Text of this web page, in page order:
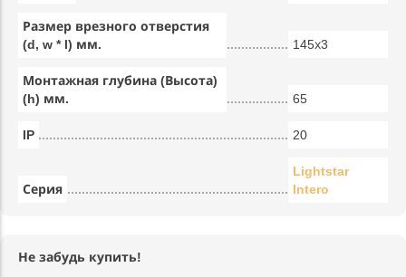
Размер врезного отверстия
(d, w * l) мм.
145х3
Монтажная глубина (Высота)
(h) мм.
65
IP 20
Серия
Lightstar
Intero
Не забудь купить!